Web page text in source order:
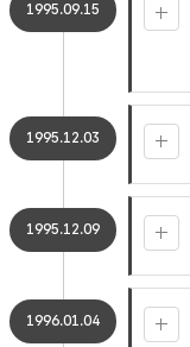
1995.09.15
1995.12.03
1995.12.09
1996.01.04